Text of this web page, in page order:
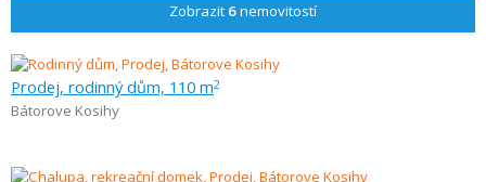
Zobrazit 6nemovitostí
Prodej, rodinný dům, 110 m2
Bátorove Kosihy